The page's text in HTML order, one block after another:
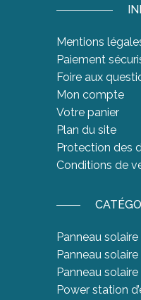
Mentions
Paiement
Foire aux
Mon compte
Votre panier
Plan du site
Protection des
Conditions de
Panneau
Panneau
Panneau
Power station